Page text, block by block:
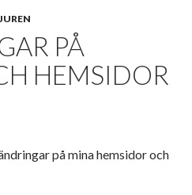
PÅ
HEMSIDOR
på mina hemsidor och